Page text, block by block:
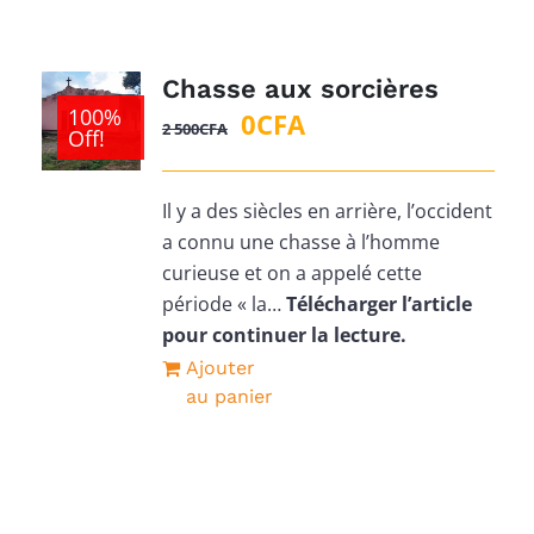
100%
Off!
Chasse aux sorcières
2 500CFA
Le
initial
était :
2
500CFA.
0CFALe
actuel
est :
0CFA.
Il y a des siècles en arrière, l’occident
a connu une chasse à l’homme
curieuse et on a appelé cette
période « la…Télécharger l’article
pour continuer la lecture.
Ajouter
au panier